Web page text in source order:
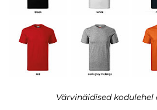
Värvinäidised